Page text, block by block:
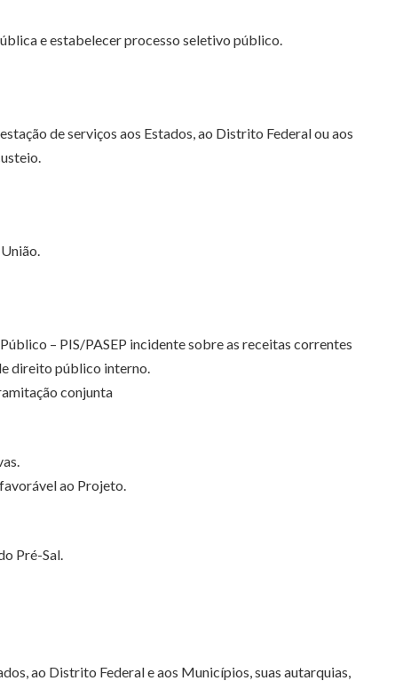
e estabelecer processo seletivo público.
de serviços aos Estados, ao Distrito Federal ou aos
– PIS/PASEP incidente sobre as receitas correntes
direito público interno.
conjunta
ao Projeto.
Pré-Sal.
ao Distrito Federal e aos Municípios, suas autarquias,